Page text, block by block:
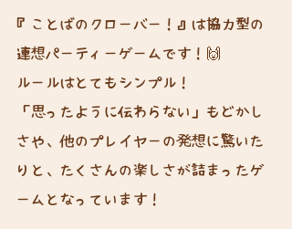
『ことばのクローバー！』は協力型の
連想パーティーゲームです！🙌
ルールはとてもシンプル！
「思ったように伝わらない」もどかし
さや、他のプレイヤーの発想に驚いた
りと、たくさんの楽しさが詰まったゲ
ームとなっています！